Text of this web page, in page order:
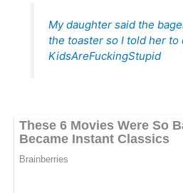
My daughter said the
the toaster so I told her
KidsAreFuckingStupid